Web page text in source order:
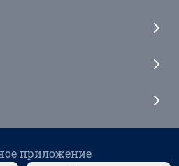
приложение